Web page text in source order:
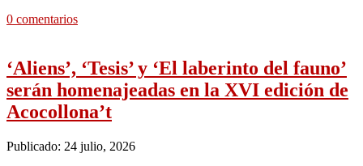
0 comentarios
‘Aliens’, ‘Tesis’ y ‘El laberinto del fauno’
serán homenajeadas en la XVI edición de
Acocollona’t
Publicado: 24 julio, 2026